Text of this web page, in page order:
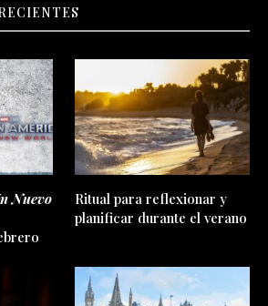
Nuevo
Ritual para reflexionar y
planificar durante el verano